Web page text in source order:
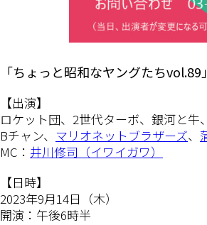
「ちょっと昭和なヤングたちvol.89」
【出演】
ロケット団、2世代ターボ、銀河と牛
Bチャン、 マリオネットブラザーズ、
MC： 井川修司（イワイガワ）
【日時】
2023年9月14日（木）
開演：午後6時半